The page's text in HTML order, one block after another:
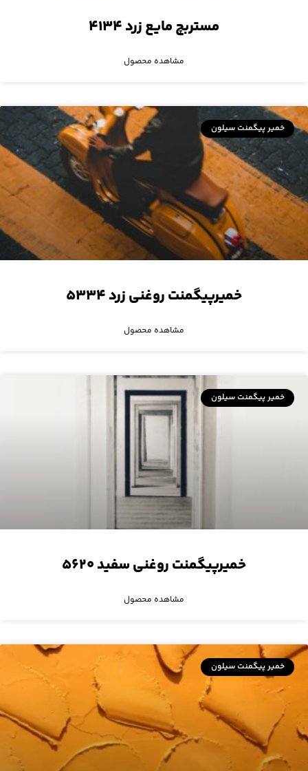
مستربچ مایع زرد ۴۱۳۴
مشاهده محصول
خمیر پیگمنت سیلون
خمیرپیگمنت روغنی زرد ۵۳۳۴
مشاهده محصول
خمیر پیگمنت سیلون
خمیرپیگمنت روغنی سفید ۵۶۲۰
مشاهده محصول
خمیر پیگمنت سیلون